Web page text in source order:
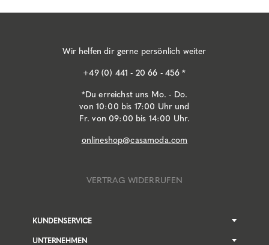
Wir helfen dir gerne persönlich weiter
+49 (0) 441 - 20 66 - 456 *
*Du erreichst uns Mo. - Do.
von 10:00 bis 17:00 Uhr und
Fr. von 09:00 bis 14:00 Uhr.
onlineshop@casamoda.com
VERTRAG WIDERRUFEN
KUNDENSERVICE
UNTERNEHMEN